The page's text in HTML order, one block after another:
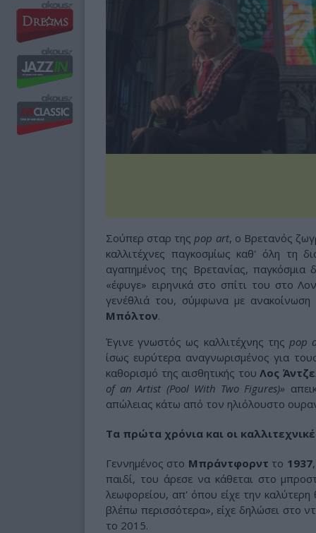
Σούπερ σταρ της pop art, ο Βρετανός
καλλιτέχνες παγκοσμίως καθ' όλη τη
αγαπημένος της Βρετανίας,
«έφυγε» ειρηνικά στο σπίτι του στο
γενέθλιά του, σύμφωνα με
Μπόλτον.
Έγινε γνωστός ως καλλιτέχνης της pop
ίσως ευρύτερα αναγνωρισμένος για
καθορισμό της αισθητικής τουΛος
of an Artist (Pool With Two Figures)»
απώλειας κάτω από τον ηλιόλουστο
Τα πρώτα χρόνια και οι
Γεννημένος στο Μπράντφορντ το 1937
παιδί, του άρεσε να κάθεται στο
λεωφορείου, απ' όπου είχε την
βλέπω περισσότερα», είχε δηλώσει στο
το 2015.